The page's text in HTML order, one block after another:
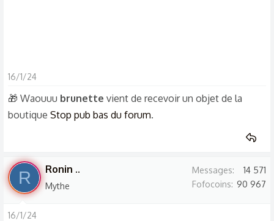
16/1/24
🎁 Waouuu brunette vient de recevoir un objet de la
boutique Stop pub bas du forum.
R Ronin ..
Mythe
Messages
14 571
Fofocoins 90 967
16/1/24